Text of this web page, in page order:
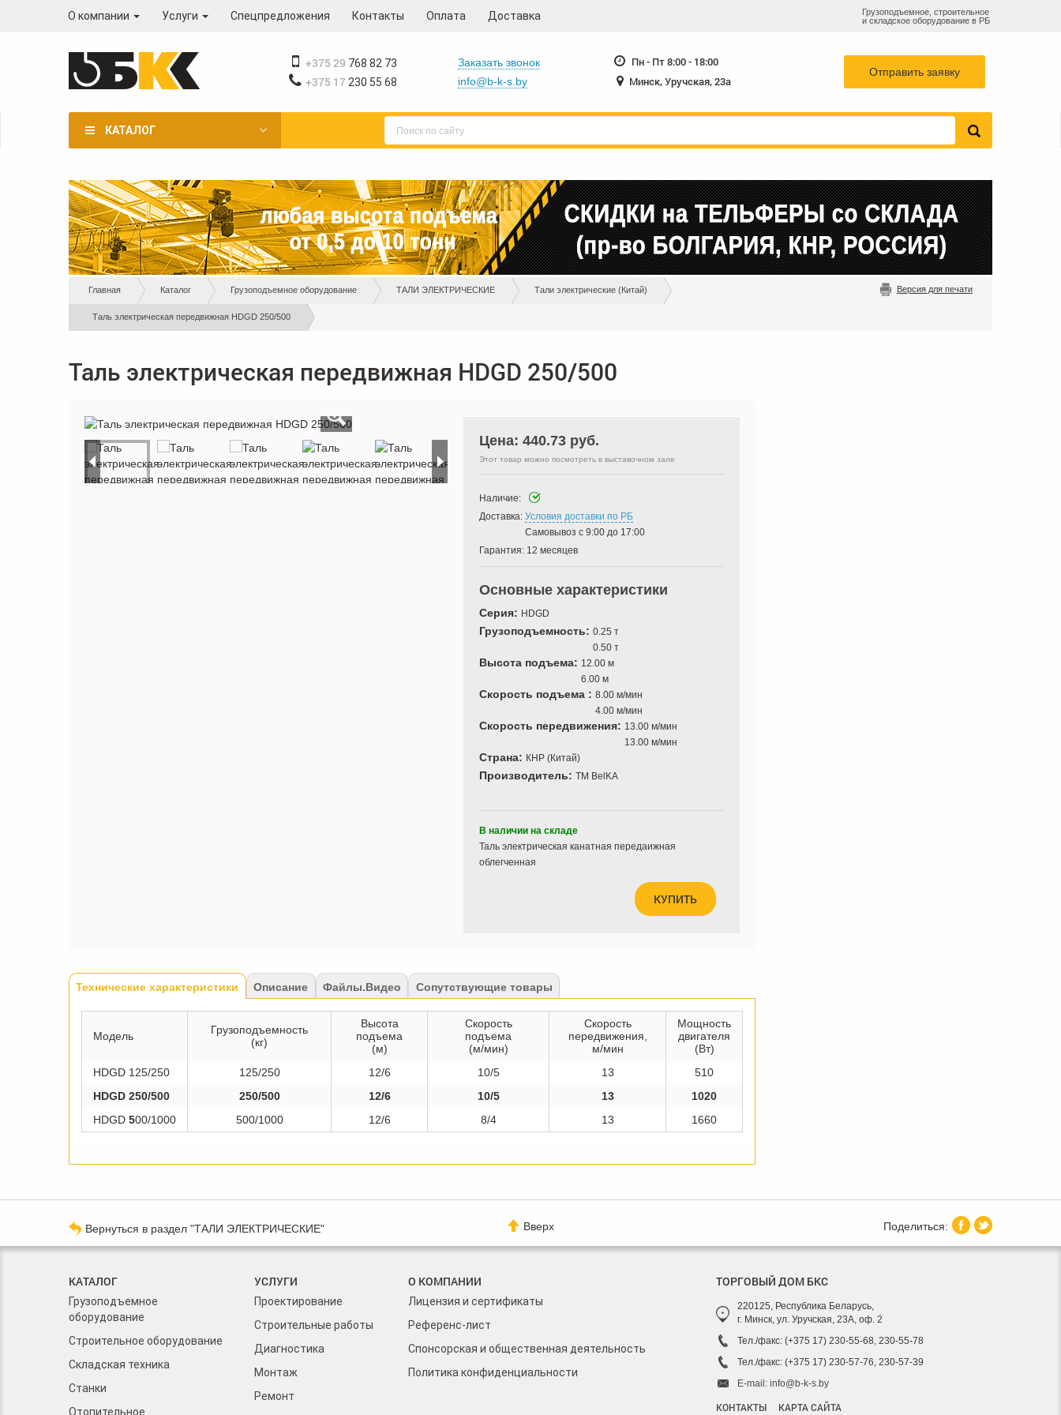
О компании Услуги Спецпредложения Контакты Оплата Доставка
768-82-73 info@b-k-s.by
Грузоподъемное, строительное
и складское оборудование в РБ
+375 29 768 82 73
+375 17 230 55 68
Заказать звонок
info@b-k-s.by
Пн - Пт 8:00 - 18:00
Минск, Уручская, 23а
Отправить заявку
КАТАЛОГ
Вы
здесь
Главная Каталог Грузоподъемное оборудование ТАЛИ ЭЛЕКТРИЧЕСКИЕ Тали электрические (Китай)
Таль электрическая передвижная HDGD 250/500
Версия для печати
Таль электрическая передвижная HDGD 250/500
« Цена: 440.73 руб.
Этот товар можно посмотреть в выставочном зале
Наличие:
Доставка: Условия доставки по РБ
Самовывоз с 9:00 до 17:00
Гарантия: 12 месяцев
Основные характеристики
Серия: HDGD
Грузоподъемность: 0.25 т
0.50 т
Высота подъема: 12.00 м
6.00 м
Скорость подъема : 8.00 м/мин
4.00 м/мин
Скорость передвижения: 13.00 м/мин
13.00 м/мин
Страна: КНР (Китай)
Производитель: TM BelKA
КУПИТЬ
В наличии на складе
Таль электрическая канатная передаижная
облегченная
Tabs
Технические характеристики (активная
вкладка)
Описание Файлы.Видео Сопутствующие товары
Модель
Грузоподъемность
(кг)
Высота
подъема
(м)
Скорость
подъема
(м/мин)
Скорость
передвижения,
м/мин
Мощность
двигателя
(Вт)
HDGD 125/250
125/250 12/6 10/5 13
510
HDGD 250/500
250/500 12/6 10/5 13
1020
HDGD 500/1000 500/1000 12/6 8/4 13 1660
Вернуться в раздел "ТАЛИ ЭЛЕКТРИЧЕСКИЕ" Вверх
КАТАЛОГ
Грузоподъемное
оборудование
Строительное оборудование
Складская техника
Станки
Отопительное
УСЛУГИ
Проектирование
Строительные работы
Диагностика
Монтаж
Ремонт
О КОМПАНИИ
Лицензия и сертификаты
Референс-лист
Спонсорская и общественная деятельность
Политика конфиденциальности
ТОРГОВЫЙ ДОМ БКС
220125, Республика Беларусь,
г. Минск, ул. Уручская, 23А, оф. 2
Тел./факс: (+375 17) 230-55-68, 230-55-78
Тел./факс: (+375 17) 230-57-76, 230-57-39
E-mail: info@b-k-s.by
КОНТАКТЫ КАРТА САЙТА